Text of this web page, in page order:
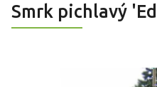
Smrk pichlavý